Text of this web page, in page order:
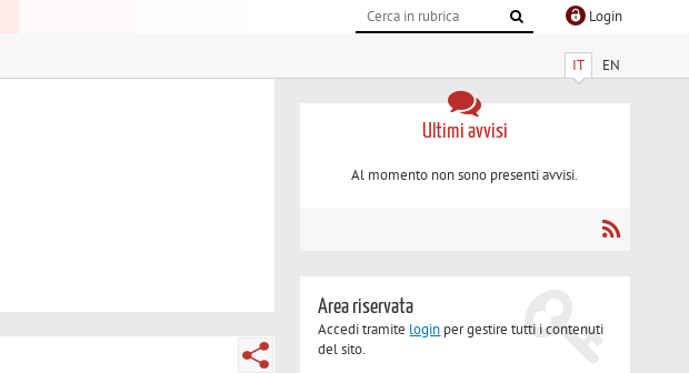
Login
IT EN
Ultimi avvisi
Al momento non sono presenti avvisi.
Area riservata
Accedi tramite login per gestire tutti i contenuti
del sito.